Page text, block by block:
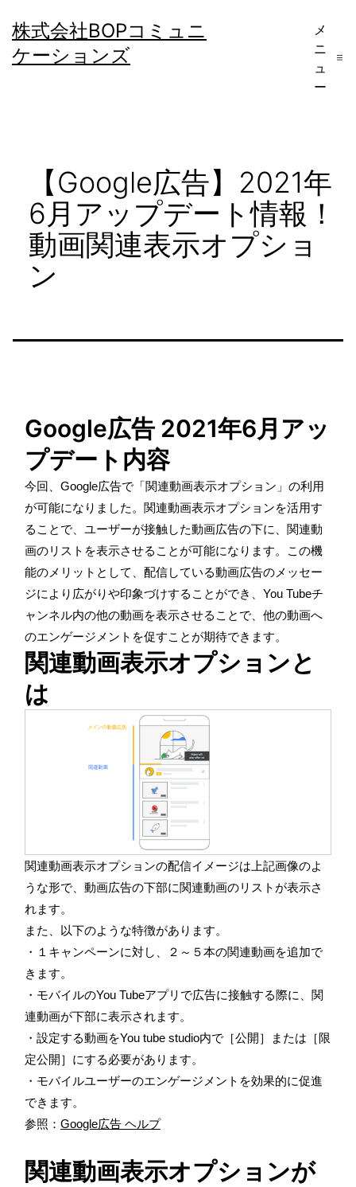
ン
テ
株式会社BOPコミュニ
ケーションズ
メ
ニ
ュ
ー
【Google広告】2021年
6月アップデート情報！
動画関連表示オプショ
ン
Google広告 2021年6月アッ
プデート内容
今回、 Google広告で「関連動画表示オプション」の利用
が可能になりました。関連動画表示オプションを活用す
ることで、ユーザーが接触した動画広告の下に、関連動
画のリストを表示させることが可能になります。この機
能のメリットとして、配信している動画広告のメッセー
ジにより広がりや印象づけすることができ、 You Tubeチ
ャンネル内の他の動画を表示させることで、他の動画へ
のエンゲージメントを促すことが期待できます。
関連動画表示オプションと
は
関連動画表示オプションの配信イメージは上記画像のよ
うな形で、動画広告の下部に関連動画のリストが表示さ
れます。
また、以下のような特徴があります。
・１キャンペーンに対し、２～５本の関連動画を追加で
きます。
・モバイルのYou Tubeアプリで広告に接触する際に、関
連動画が下部に表示されます。
・設定する動画をYou tube studio内で［公開］または［限
定公開］にする必要があります。
・モバイルユーザーのエンゲージメントを効果的に促進
できます。
参照： Google広告 ヘルプ
関連動画表示オプションが